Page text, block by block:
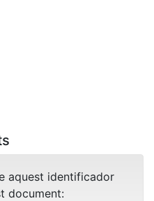
aquest identificador
document: